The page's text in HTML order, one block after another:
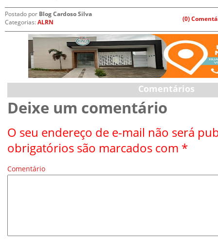
Postado por Blog Cardoso Silva
Categorias:ALRN (0)
Comentários
Deixe um comentário
O seu endereço de e-mail não será
obrigatórios são marcados com *
Comentário